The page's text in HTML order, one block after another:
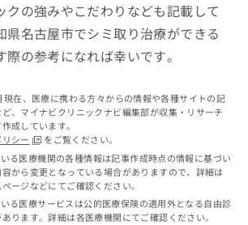
クの強みやこだわりなども記載して
県名古屋市でシミ取り治療ができる
の参考になれば幸いです。
在、医療に携わる方々からの情報や各種サイトの記
、マイナビクリニックナビ編集部が収集・リサーチ
成しています。
シー
をご覧ください。
る医療機関の各種情報は記事作成時点の情報に基づい
から変更となっている場合がありますので、詳細は
ージなどにてご確認ください。
る医療サービスは公的医療保険の適用外となる自由診
ります。詳細は各医療機関にてご確認ください。